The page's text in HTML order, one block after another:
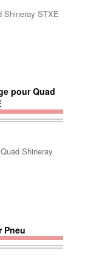
Shineray STXE
Shineray